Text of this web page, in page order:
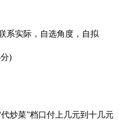
系实际，自选角度，自拟
)
炒菜”档口付上几元到十几元